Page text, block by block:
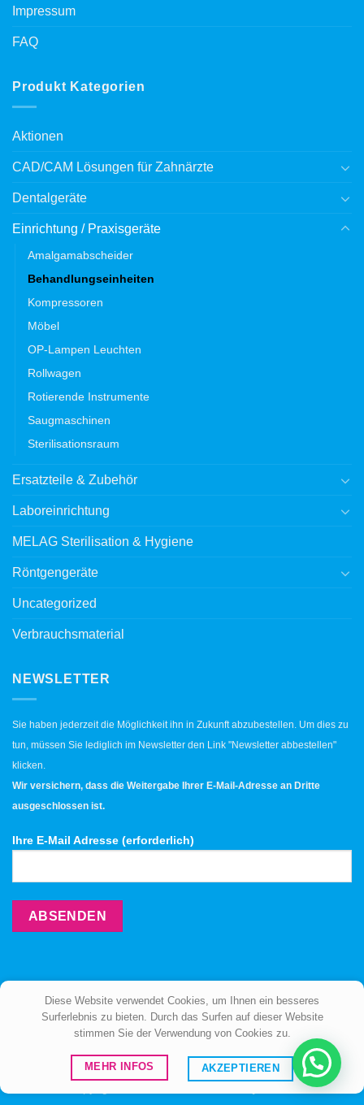
Impressum
FAQ
Produkt Kategorien
Aktionen
CAD/CAM Lösungen für Zahnärzte
Dentalgeräte
Einrichtung / Praxisgeräte
Amalgamabscheider
Behandlungseinheiten
Kompressoren
Möbel
OP-Lampen Leuchten
Rollwagen
Rotierende Instrumente
Saugmaschinen
Sterilisationsraum
Ersatzteile & Zubehör
Laboreinrichtung
MELAG Sterilisation & Hygiene
Röntgengeräte
Uncategorized
Verbrauchsmaterial
NEWSLETTER
Sie haben jederzeit die Möglichkeit ihn in Zukunft abzubestellen. Um dies zu
tun, müssen Sie lediglich im Newsletter den Link "Newsletter abbestellen"
klicken.
Wir versichern, dass die Weitergabe Ihrer E-Mail-Adresse an Dritte
ausgeschlossen ist.
Ihre E-Mail Adresse (erforderlich)
ÜBER UNS BERATUNG KONTAKT
Diese Website verwendet Cookies, um Ihnen ein besseres
Surferlebnis zu bieten. Durch das Surfen auf dieser Website
stimmen Sie der Verwendung von Cookies zu.
MEHR INFOS AKZEPTIEREN